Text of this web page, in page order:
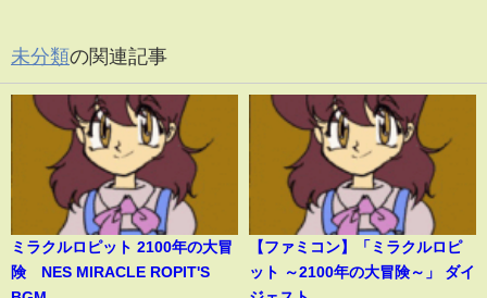
未分類の関連記事
ミラクルロピット 2100年の大冒
険 NES MIRACLE ROPIT'S
【ファミコン】「ミラクルロピ
ット ～2100年の大冒険～」 ダイ